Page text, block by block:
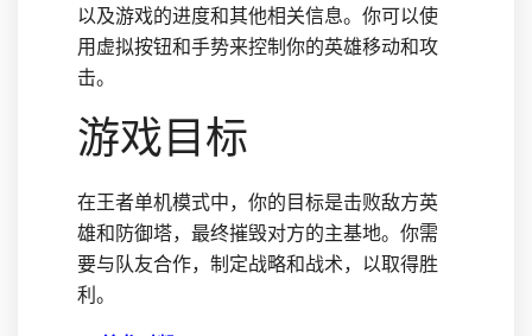
以及游戏的进度和其他相关信息。你可以使
用虚拟按钮和手势来控制你的英雄移动和攻
击。
游戏目标
在王者单机模式中，你的目标是击败敌方英
雄和防御塔，最终摧毁对方的主基地。你需
要与队友合作，制定战略和战术，以取得胜
利。